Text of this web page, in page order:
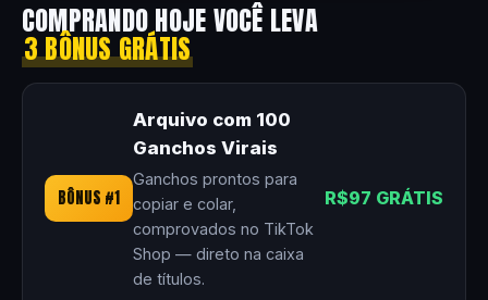
COMPRANDO HOJE VOCÊ LEVA
3 BÔNUS GRÁTIS
BÔNUS #1
Arquivo com 100
Ganchos Virais
Ganchos prontos para
copiar e colar,
comprovados no TikTok
Shop — direto na caixa
de títulos.
R$97 GRÁTIS